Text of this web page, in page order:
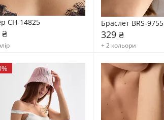
CH-14825 Браслет BRS-9755
329 ₴
+ 2 кольори